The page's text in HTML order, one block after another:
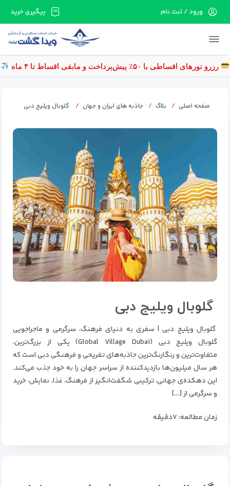
در حال حاضر ارتباط با سرور قطع می باشد لطفا
رزرو تورهای اقساطی با ۵۰٪ پیش‌پرداخت و مابقی اقساط تا ۴ ماه
پیگیری خرید ورود / ثبت نام
صفحه اصلی بلاگ جاذبه های ایران و جهان گلوبال ویلیج دبی
گلوبال ویلیج دبی
گلوبال ویلیج دبی | سفری به دنیای فرهنگ‌، سرگرمی و ماجراجویی
گلوبال ویلیج دبی (Global Village Dubai) یکی از بزرگ‌ترین،
متفاوت‌ترین و رنگارنگ‌ترین جاذبه‌های تفریحی و فرهنگی دبی است که
هر سال میلیون‌ها بازدیدکننده از سراسر جهان را به خود جذب می‌کند.
این دهکده‌ی جهانی، ترکیبی شگفت‌انگیز از فرهنگ، غذا، نمایش، خرید
و سرگرمی از […]
زمان مطالعه: ۷دقیقه